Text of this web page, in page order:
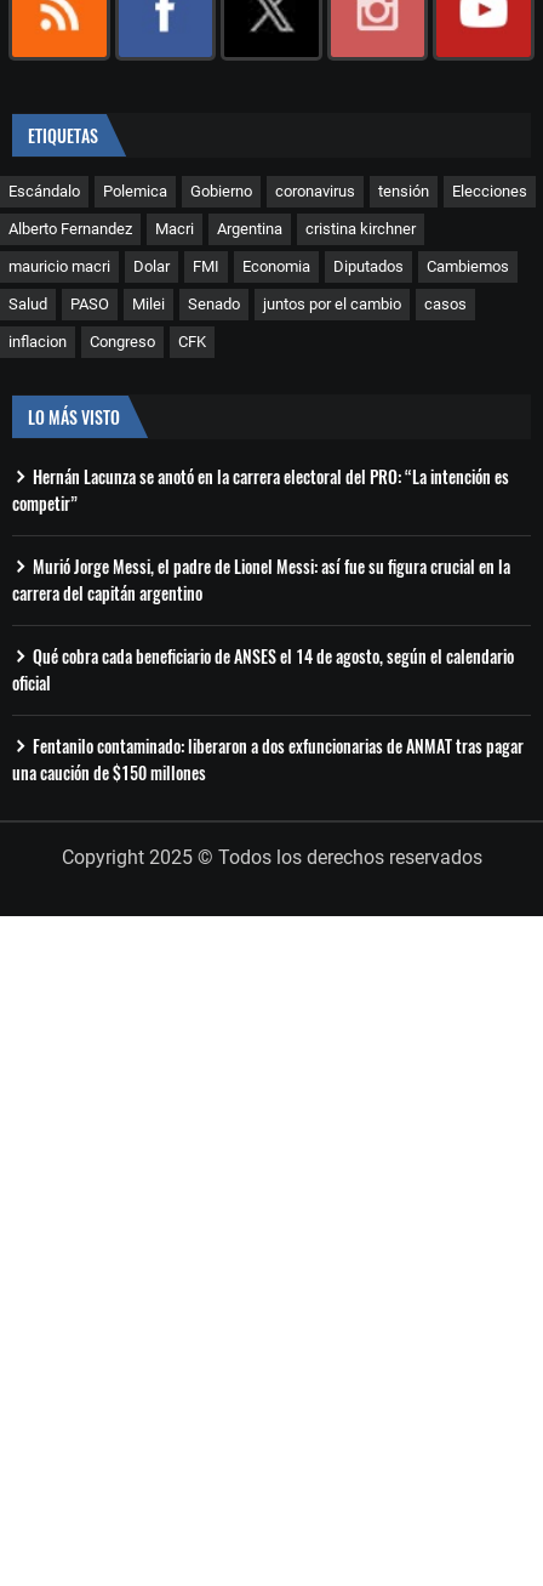
ETIQUETAS
Escándalo Polemica Gobierno coronavirus tensión Elecciones
Alberto Fernandez Macri Argentina cristina kirchner
mauricio macri Dolar FMI Economia Diputados Cambiemos
Salud PASO Milei Senado juntos por el cambio casos
inflacion Congreso CFK
LO MÁS VISTO
Hernán Lacunza se anotó en la carrera electoral del PRO: “La intención es
competir”
Murió Jorge Messi, el padre de Lionel Messi: así fue su figura crucial en la
carrera del capitán argentino
Qué cobra cada beneficiario de ANSES el 14 de agosto, según el calendario
oficial
Fentanilo contaminado: liberaron a dos exfuncionarias de ANMAT tras pagar
una caución de $150 millones
Copyright 2025 © Todos los derechos reservados